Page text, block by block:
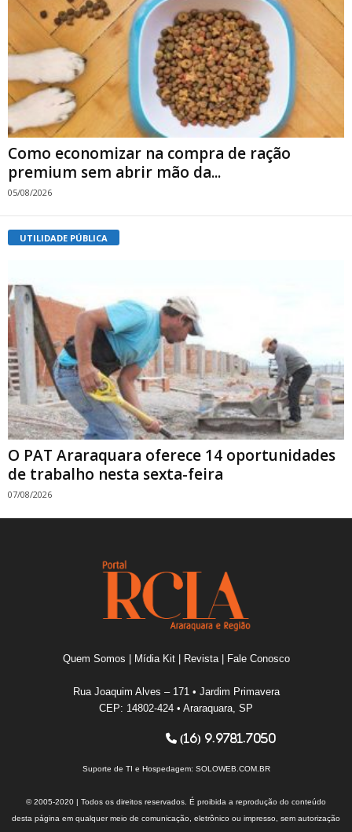
Como economizar na compra de ração
premium sem abrir mão da...
05/08/2026
UTILIDADE PÚBLICA
O PAT Araraquara oferece 14 oportunidades
de trabalho nesta sexta-feira
07/08/2026
Quem Somos Mídia Kit| Revista| Fale Conosco
Rua Joaquim Alves – 171 • Jardim Primavera
CEP: 14802-424 • Araraquara, SP
(16) 9.9781.7050
Suporte de TI e Hospedagem: SOLOWEB.COM.BR
© 2005-2020 | Todos os direitos reservados. É proibida a reprodução do conteúdo
desta página em qualquer meio de comunicação, eletrônico ou impresso, sem autorização